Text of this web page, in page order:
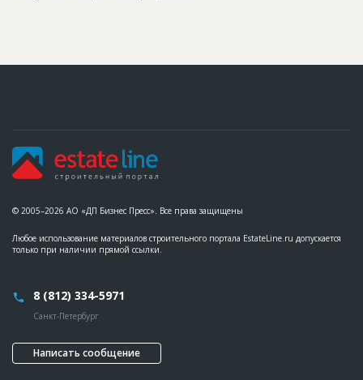
© 2005–2026 АО «ДП Бизнес Пресс». Все права защищены
Любое использование материалов строительного портала EstateLine.ru допускается
только при наличии прямой ссылки.
8 (812) 334-5971
Санкт-Петербург
Написать сообщение